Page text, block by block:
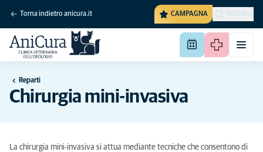
Torna indietro anicura.it CAMPAGNA RICERCA
Reparti
Chirurgia mini-invasiva
La chirurgia mini-invasiva si attua mediante tecniche che consentono di